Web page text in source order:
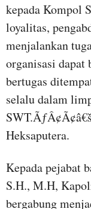
kepada Kompol
loyalitas,
menjalankan
organisasi dapat
bertugas
selalu dalam
Heksaputera.
Kepada pejabat
S.H., M.H,
bergabung